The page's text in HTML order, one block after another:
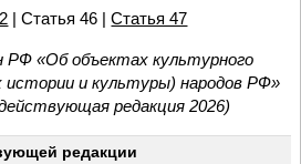
| Статья 46 |Статья 47
РФ «Об объектах культурного
истории и культуры) народов РФ»
редакция 2026)
редакции